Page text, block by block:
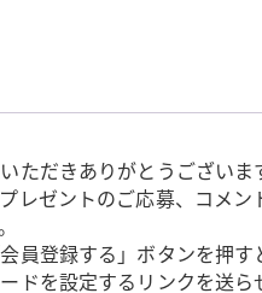
ただきありがとうございま
レゼントのご応募、コメ
員登録する」ボタンを押
ドを設定するリンクを送